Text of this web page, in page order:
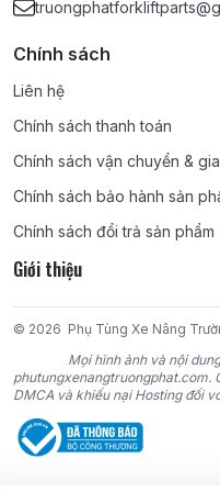
4G64, 4DR5, 4DQ5, 4DQ7,
KOMATSU:
6D125;
TCM:
4FA1, 4FE1, C190,
NISSAN:D11, J15, J16, A12,
YANMAR:4TNE98,
DAEWOO:DC24, GC24,
Chính sách
Liên hệ
Chính sách thanh toán
Chính sách vận chuyển &
Chính sách bảo hành sản
Chính sách đổi trả sản phẩm
Giới thiệu
© 2026 Phụ Tùng Xe Nâng
Mọi hình ảnh và nội
phutungxenangtruongphat.com.
DMCA và khiếu nại Hosting đối